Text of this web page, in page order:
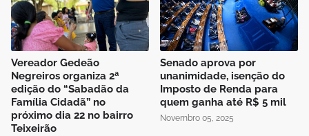
Vereador Gedeão
Negreiros organiza 2ª
edição do “Sabadão da
Família Cidadã” no
próximo dia 22 no bairro
Teixeirão
Senado aprova por
unanimidade, isenção do
Imposto de Renda para
quem ganha até R$ 5 mil
Novembro 05, 2025